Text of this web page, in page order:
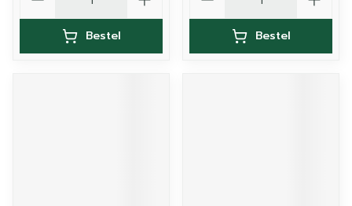
Bestel Bestel